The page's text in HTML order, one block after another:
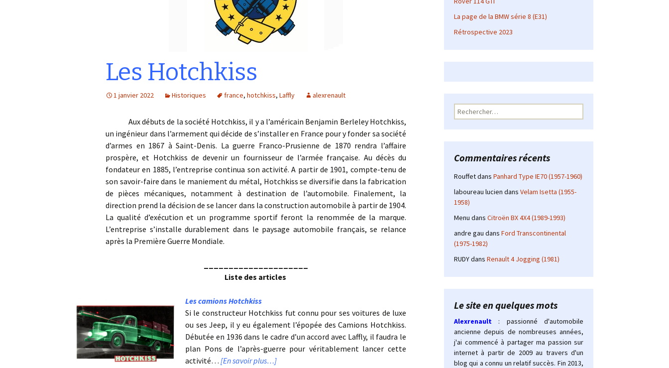
Les Hotchkiss
1 janvier 2022 Historiques france, hotchkiss, Laffly alexrenault
Aux débuts de la société Hotchkiss, il y a l’américain Benjamin Berleley Hotchkiss,
un ingénieur dans l’armement qui décide de s’installer en France pour y fonder sa société
d’armes en 1867 à Saint-Denis. La guerre Franco-Prusienne de 1870 rendra l’affaire
prospère, et Hotchkiss de devenir un fournisseur de l’armée française. Au décès du
fondateur en 1885, l’entreprise continua son activité. A partir de 1901, compte-tenu de
son savoir-faire dans le maniement du métal, Hotchkiss se diversifie dans la fabrication
de pièces mécaniques, notamment à destination de l’automobile. Finalement, la
direction prend la décision de se lancer dans la construction automobile à partir de 1904.
La qualité d’exécution et un programme sportif feront la renommée de la marque.
L’entreprise s’installe durablement dans le paysage automobile français, se relance
après la Première Guerre Mondiale.
Liste des articles
Les camions Hotchkiss
Si le constructeur Hotchkiss fut connu pour ses voitures de luxe
ou ses Jeep, il y eu également l’épopée des Camions Hotchkiss.
Débutée en 1936 dans le cadre d’un accord avec Laffly, il faudra le
plan Pons de l’après-guerre pour véritablement lancer cette
activité… [En savoir plus…]
La page de la BMW série 8 (E31)
Rétrospective 2023
Rechercher :
Commentaires récents
Rouffetdans Panhard Type IE70 (1957-1960)
laboureau lucien dans Velam Isetta (1955-
1958)
Menu dans Citroën BX 4X4 (1989-1993)
andre gau dans Ford Transcontinental
(1975-1982)
RUDYdans Renault 4 Jogging (1981)
Le site en quelques mots
Alexrenault
: passionné d'automobile
ancienne depuis de nombreuses années,
j'ai commencé à partager ma passion sur
internet à partir de 2009 au travers d'un
blog qui a connu un relatif succès. Fin 2013,